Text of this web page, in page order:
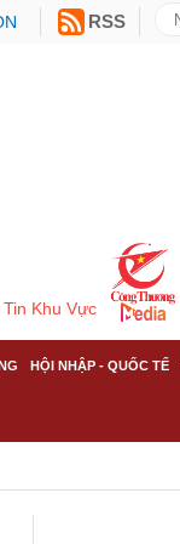
RSS
Tin Khu Vực
HỘI NHẬP - QUỐC TẾ